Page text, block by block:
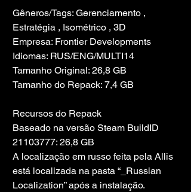
Gêneros/Tags: Gerenciamento ,
Estratégia , Isométrico , 3D
Empresa: Frontier Developments
Idiomas: RUS/ENG/MULTI14
Tamanho Original: 26,8 GB
Tamanho do Repack: 7,4 GB
Recursos do Repack
Baseado na versão Steam BuildID
21103777: 26,8 GB
A localização em russo feita pela Allis
está localizada na pasta “_Russian
Localization” após a instalação.